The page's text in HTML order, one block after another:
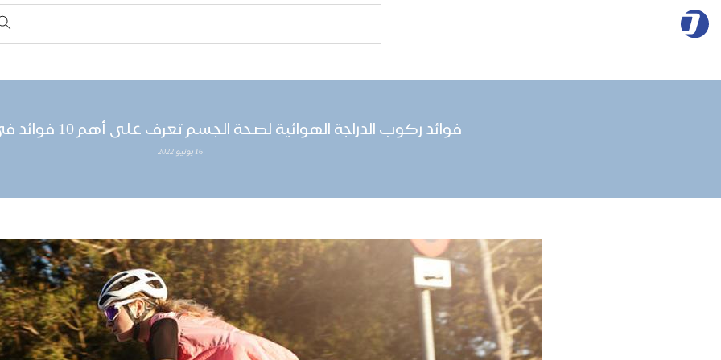
فوائد ركوب الدراجة الهوائية لصحة الجسم تعرف على أهم 10 فوائد في نقاط بسيطة
16 يونيو 2022